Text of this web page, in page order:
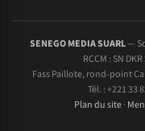
SENEGO MEDIA SUARL—
RCCM : SN
Fass Paillote, rond-point
Tél. : +221 33
Plan du site·